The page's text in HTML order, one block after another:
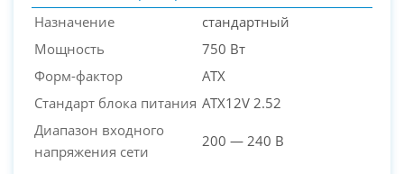
Назначение
стандартный
Мощность
750 Вт
Форм-фактор
ATX
Стандарт блока питания ATX12V 2.52
Диапазон входного
напряжения сети
200 — 240 В